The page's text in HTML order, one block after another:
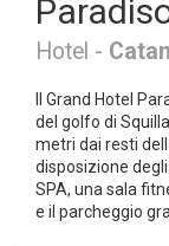
Hotel -
Il Grand Hotel
del golfo di
metri dai resti
disposizione
SPA, una sala
e il parcheggio